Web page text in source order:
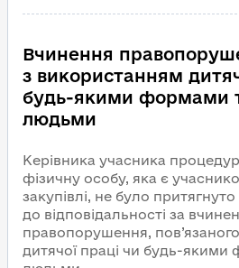
Вчинення
з використанням
будь-якими формами
людьми
Керівника учасника
фізичну особу, яка є
закупівлі, не було притягнуто
до відповідальності за
правопорушення,
дитячої праці чи будь-якими